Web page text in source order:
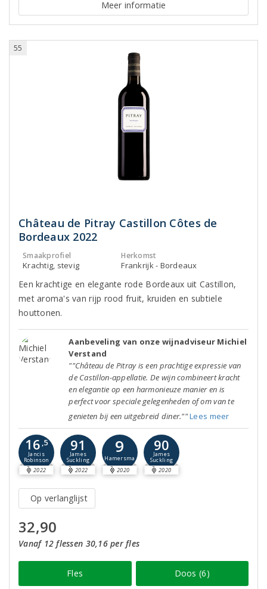
Meer informatie
55
Château de Pitray Castillon Côtes de
Bordeaux 2022
Smaakprofiel
Krachtig, stevig
Herkomst
Frankrijk - Bordeaux
Een krachtige en elegante rode Bordeaux uit Castillon,
met aroma's van rijp rood fruit, kruiden en subtiele
houttonen.
Aanbeveling van onze wijnadviseur Michiel
Verstand
""Château de Pitray is een prachtige expressie van
de Castillon-appellatie. De wijn combineert kracht
en elegantie op een harmonieuze manier en is
perfect voor speciale gelegenheden of om van te
genieten bij een uitgebreid diner.""Lees meer
16 ,5
Jancis
Robinson
2022
91
James
Suckling
2022
9
Hamersma
2020
90
James
Suckling
2020
Op verlanglijst
32,90
Vanaf 12 flessen 30,16 per fles
Fles Doos (6)